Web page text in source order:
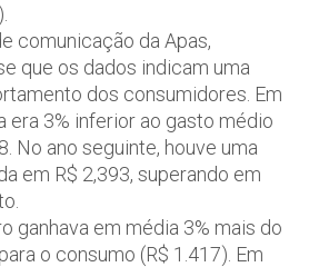
comunicação da Apas,
que os dados indicam uma
dos consumidores. Em
era 3% inferior ao gasto médio
No ano seguinte, houve uma
em R$ 2,393, superando em
ganhava em média 3% mais do
o consumo (R$ 1.417). Em